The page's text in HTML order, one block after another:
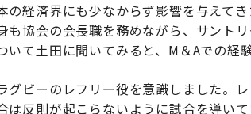
の経済界にも少なからず影響を与えて
も協会の会長職を務めながら、サント
て土田に聞いてみると、M＆Aでの経
グビーのレフリー役を意識しました。
は反則が起こらないように試合を導い